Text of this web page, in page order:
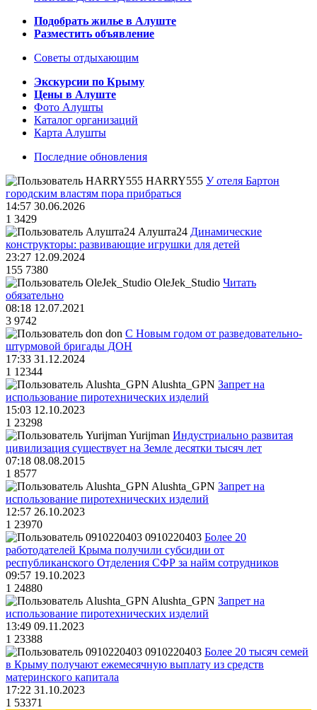
Подобрать жилье в Алуште
Разместить объявление
Советы отдыхающим
Экскурсии по Крыму
Цены в Алуште
Фото Алушты
Каталог организаций
Карта Алушты
Последние обновления
HARRY555 У отеля Бартон
городским властям пора прибраться
14:57 30.06.2026
1 3429
Алушта24 Динамические
конструкторы: развивающие игрушки для детей
23:27 12.09.2024
155 7380
OleJek_Studio Читать
обязательно
08:18 12.07.2021
3 9742
don С Новым годом от разведовательно-
штурмовой бригады ДОН
17:33 31.12.2024
1 12344
Alushta_GPN Запрет на
использование пиротехнических изделий
15:03 12.10.2023
1 23298
Yurijman Индустриально развитая
цивилизация существует на Земле десятки тысяч лет
07:18 08.08.2015
1 8577
Alushta_GPN Запрет на
использование пиротехнических изделий
12:57 26.10.2023
1 23970
0910220403 Более 20
работодателей Крыма получили субсидии от
республиканского Отделения СФР за найм сотрудников
09:57 19.10.2023
1 24880
Alushta_GPN Запрет на
использование пиротехнических изделий
13:49 09.11.2023
1 23388
0910220403 Более 20 тысяч семей
в Крыму получают ежемесячную выплату из средств
материнского капитала
17:22 31.10.2023
1 53371